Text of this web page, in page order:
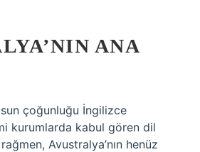
ANA
çoğunluğu İngilizce
kurumlarda kabul gören dil
Avustralya’nın henüz